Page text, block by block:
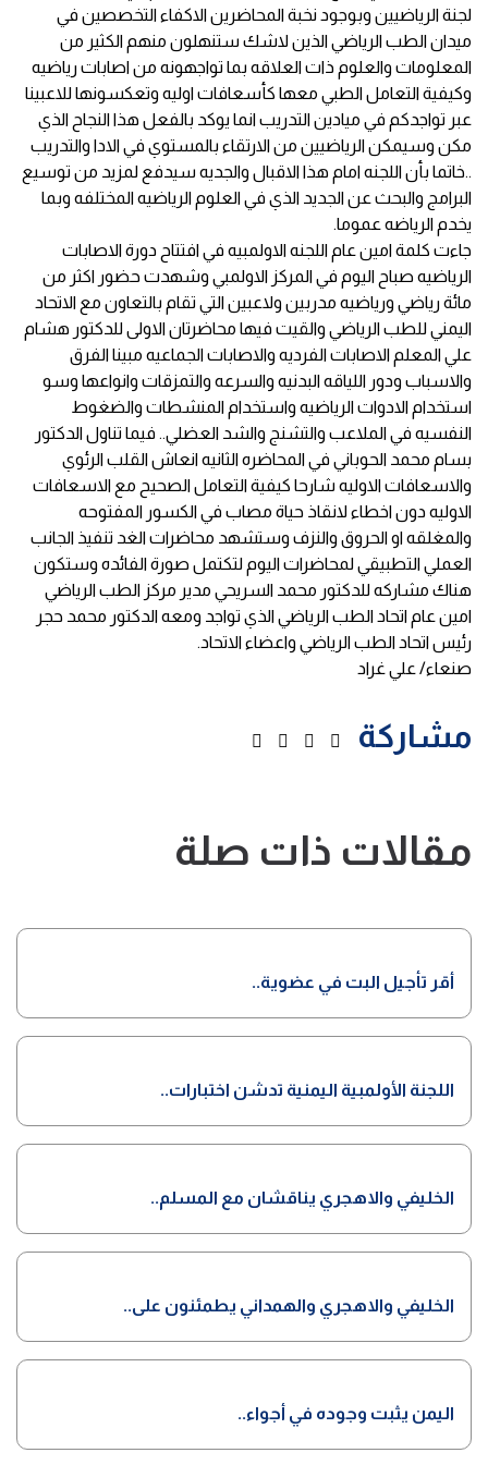
لجنة الرياضيين وبوجود نخبة المحاضرين الاكفاء التخصصين في
ميدان الطب الرياضي الذين لاشك ستنهلون منهم الكثير من
المعلومات والعلوم ذات العلاقه بما تواجهونه من اصابات رياضيه
وكيفية التعامل الطبي معها كأسعافات اوليه وتعكسونها للاعبينا
عبر تواجدكم في ميادين التدريب انما يوكد بالفعل هذا النجاح الذي
مكن وسيمكن الرياضيين من الارتقاء بالمستوي في الادا والتدريب
..خاتما بأن اللجنه امام هذا الاقبال والجديه سيدفع لمزيد من توسيع
البرامج والبحث عن الجديد الذي في العلوم الرياضيه المختلفه وبما
يخدم الرياضه عموما.
جاءت كلمة امين عام اللجنه الاولمبيه في افتتاح دورة الاصابات
الرياضيه صباح اليوم في المركز الاولمبي وشهدت حضور اكثر من
مائة رياضي ورياضيه مدربين ولاعبين التي تقام بالتعاون مع الاتحاد
اليمني للطب الرياضي والقيت فيها محاضرتان الاولى للدكتور هشام
علي المعلم الاصابات الفرديه والاصابات الجماعيه مبينا الفرق
والاسباب ودور اللياقه البدنيه والسرعه والتمزقات وانواعها وسو
استخدام الادوات الرياضيه واستخدام المنشطات والضغوط
النفسيه في الملاعب والتشنج والشد العضلي.. فيما تناول الدكتور
بسام محمد الحوباني في المحاضره الثانيه انعاش القلب الرئوي
والاسعافات الاوليه شارحا كيفية التعامل الصحيح مع الاسعافات
الاوليه دون اخطاء لانقاذ حياة مصاب في الكسور المفتوحه
والمغلقه او الحروق والنزف وستشهد محاضرات الغد تنفيذ الجانب
العملي التطبيقي لمحاضرات اليوم لتكتمل صورة الفائده وستكون
هناك مشاركه للدكتور محمد السريحي مدير مركز الطب الرياضي
امين عام اتحاد الطب الرياضي الذي تواجد ومعه الدكتور محمد حجر
رئيس اتحاد الطب الرياضي واعضاء الاتحاد.
صنعاء/ علي غراد
مشاركة
مقالات ذات صلة
أقر تأجيل البت في عضوية..
اللجنة الأولمبية اليمنية تدشن اختبارات..
الخليفي والاهجري يناقشان مع المسلم..
الخليفي والاهجري والهمداني يطمئنون على..
اليمن يثبت وجوده في أجواء..